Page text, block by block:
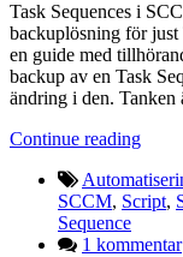
Task Sequences i
backuplösning för just
en guide med
backup av en Task
ändring i den.
Continue reading
SCCM, Script,
Sequence
1 kommentar